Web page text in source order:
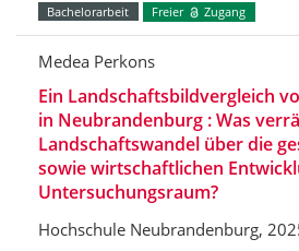
Bachelorarbeit Freier Zugang
Medea Perkons
Ein Landschaftsbildvergleich
in Neubrandenburg : Was
Landschaftswandel über die
sowie wirtschaftlichen
Untersuchungsraum?
Hochschule Neubrandenburg,